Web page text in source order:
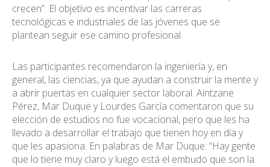
crecen”. El objetivo es incentivar las carreras
tecnológicas e industriales de las jóvenes que se
plantean seguir ese camino profesional.
Las participantes recomendaron la ingeniería y, en
general, las ciencias, ya que ayudan a construir la mente y
a abrir puertas en cualquier sector laboral. Aintzane
Pérez, Mar Duque y Lourdes García comentaron que su
elección de estudios no fue vocacional, pero que les ha
llevado a desarrollar el trabajo que tienen hoy en día y
que les apasiona. En palabras de Mar Duque: “Hay gente
que lo tiene muy claro y luego está el embudo que son la